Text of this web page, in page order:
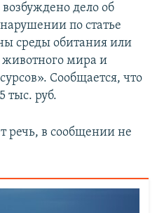
дело об
по статье
среды обитания или
животного мира и
Сообщается, что
тыс. руб.
речь, в сообщении не